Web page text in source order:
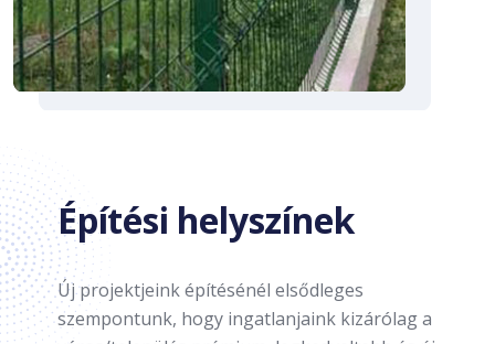
Építési helyszínek
Új projektjeink építésénél elsődleges
szempontunk, hogy ingatlanjaink kizárólag a